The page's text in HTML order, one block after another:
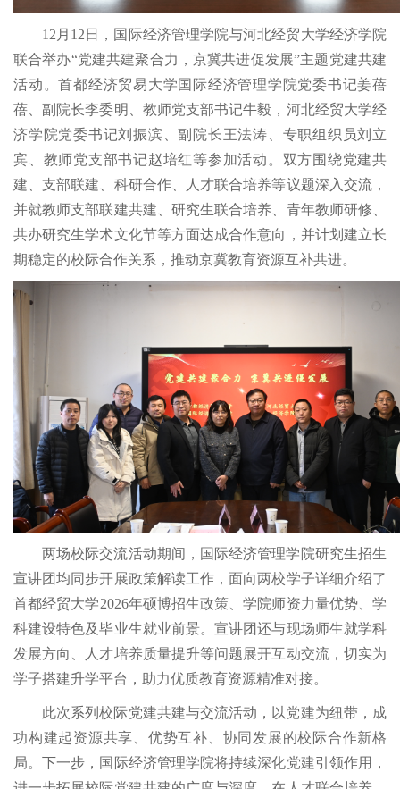
12月12日，国际经济管理学院与河北经贸大学经济学院
联合举办“党建共建聚合力，京冀共进促发展”主题党建共建
活动。首都经济贸易大学国际经济管理学院党委书记姜蓓
蓓、副院长李委明、教师党支部书记牛毅，河北经贸大学经
济学院党委书记刘振滨、副院长王法涛、专职组织员刘立
宾、教师党支部书记赵培红等参加活动。双方围绕党建共
建、支部联建、科研合作、人才联合培养等议题深入交流，
并就教师支部联建共建、研究生联合培养、青年教师研修、
共办研究生学术文化节等方面达成合作意向，并计划建立长
期稳定的校际合作关系，推动京冀教育资源互补共进。
两场校际交流活动期间，国际经济管理学院研究生招生
宣讲团均同步开展政策解读工作，面向两校学子详细介绍了
首都经贸大学2026年硕博招生政策、学院师资力量优势、学
科建设特色及毕业生就业前景。宣讲团还与现场师生就学科
发展方向、人才培养质量提升等问题展开互动交流，切实为
学子搭建升学平台，助力优质教育资源精准对接。
此次系列校际党建共建与交流活动，以党建为纽带，成
功构建起资源共享、优势互补、协同发展的校际合作新格
局。下一步，国际经济管理学院将持续深化党建引领作用，